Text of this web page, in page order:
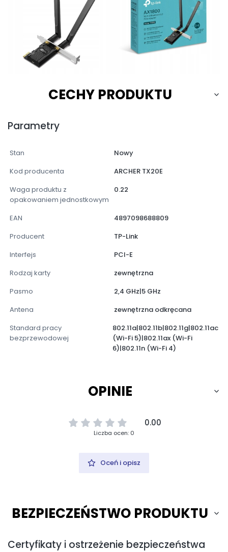
CECHY PRODUKTU
Parametry
Stan
Nowy
Kod producenta
ARCHER TX20E
Waga produktu z
opakowaniem jednostkowym
0.22
EAN
4897098688809
Producent
TP-Link
Interfejs
PCI-E
Rodzaj karty
zewnętrzna
Pasmo
2,4 GHz|5 GHz
Antena
zewnętrzna odkręcana
Standard pracy
bezprzewodowej
802.11a|802.11b|802.11g|802.11ac
(Wi-Fi 5)|802.11ax (Wi-Fi
6)|802.11n (Wi-Fi 4)
OPINIE
0.00
Liczba ocen: 0
Oceń i opisz
BEZPIECZEŃSTWO PRODUKTU
Certyfikaty i ostrzeżenie bezpieczeństwa